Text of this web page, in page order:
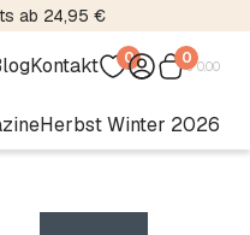
ab 24,95 €
Kontakt 0 0€0.00
Herbst Winter 2026